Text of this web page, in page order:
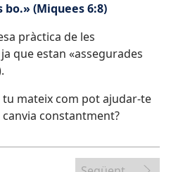
bo.» (Miquees 6:8)
pràctica de les
que estan «assegurades
mateix com pot ajudar-te
constantment?